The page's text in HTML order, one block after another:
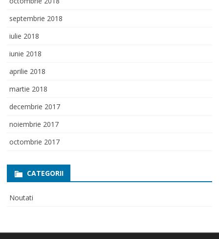
septembrie 2018
iulie 2018
iunie 2018
aprilie 2018
martie 2018
decembrie 2017
noiembrie 2017
octombrie 2017
CATEGORII
Noutati